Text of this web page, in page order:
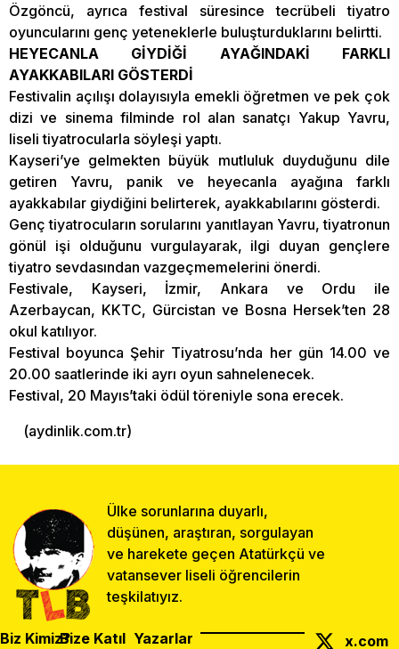
Özgöncü, ayrıca festival süresince tecrübeli tiyatro
oyuncularını genç yeteneklerle buluşturduklarını belirtti.
HEYECANLA GİYDİĞİ AYAĞINDAKİ FARKLI
AYAKKABILARI GÖSTERDİ
Festivalin açılışı dolayısıyla emekli öğretmen ve pek çok
dizi ve sinema filminde rol alan sanatçı Yakup Yavru,
liseli tiyatrocularla söyleşi yaptı.
Kayseri’ye gelmekten büyük mutluluk duyduğunu dile
getiren Yavru, panik ve heyecanla ayağına farklı
ayakkabılar giydiğini belirterek, ayakkabılarını gösterdi.
Genç tiyatrocuların sorularını yanıtlayan Yavru, tiyatronun
gönül işi olduğunu vurgulayarak, ilgi duyan gençlere
tiyatro sevdasından vazgeçmemelerini önerdi.
Festivale, Kayseri, İzmir, Ankara ve Ordu ile
Azerbaycan, KKTC, Gürcistan ve Bosna Hersek’ten 28
okul katılıyor.
Festival boyunca Şehir Tiyatrosu’nda her gün 14.00 ve
20.00 saatlerinde iki ayrı oyun sahnelenecek.
Festival, 20 Mayıs’taki ödül töreniyle sona erecek.
(aydinlik.com.tr)
Ülke sorunlarına duyarlı,
düşünen, araştıran, sorgulayan
ve harekete geçen Atatürkçü ve
vatansever liseli öğrencilerin
teşkilatıyız.
Biz Kimiz?Bize Katıl Yazarlar
x.com